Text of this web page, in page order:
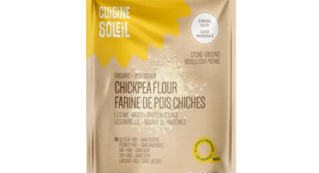
AJOUTER AU PANIER DÉTAILS